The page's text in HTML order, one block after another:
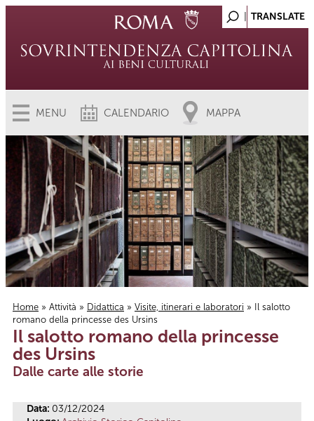
MENU CALENDARIO MAPPA
Tu sei qui
Home » Attività » Didattica » Visite, itinerari e laboratori » Il salotto
romano della princesse des Ursins
Il salotto romano della princesse
des Ursins
Dalle carte alle storie
Data: 03/12/2024